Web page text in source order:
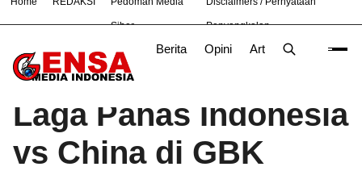
Siber Penyangkalan
Berita Opini Artikel
# Bekasi Nasional News OLAHRAGA TNI
Beranda/Berita
Laga Panas Indonesia
vs China di GBK